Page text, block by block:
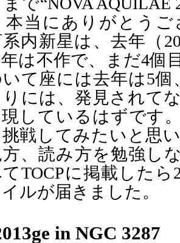
本当にありがとう
内新星は、去年（
は不作で、まだ4個
て座には去年は5
には、発見されて
しているはずです
戦してみたいと思
方、読み方を勉強
TOCPに掲載した
ルが届きました。
in NGC 3287